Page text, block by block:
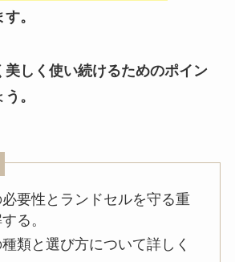
。
美しく使い続けるためのポイン
。
要性とランドセルを守る重
る。
類と選び方について詳しく